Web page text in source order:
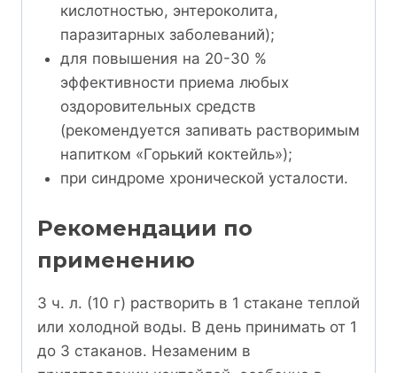
кислотностью, энтероколита,
паразитарных заболеваний);
для повышения на 20-30 %
эффективности приема любых
оздоровительных средств
(рекомендуется запивать растворимым
напитком «Горький коктейль»);
при синдроме хронической усталости.
Рекомендации по
применению
3 ч. л. (10 г) растворить в 1 стакане теплой
или холодной воды. В день принимать от 1
до 3 стаканов. Незаменим в